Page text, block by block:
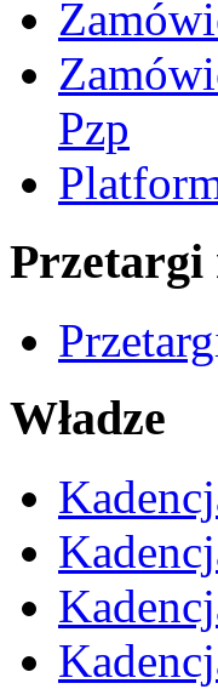
Pzp
Przetargi
Władze